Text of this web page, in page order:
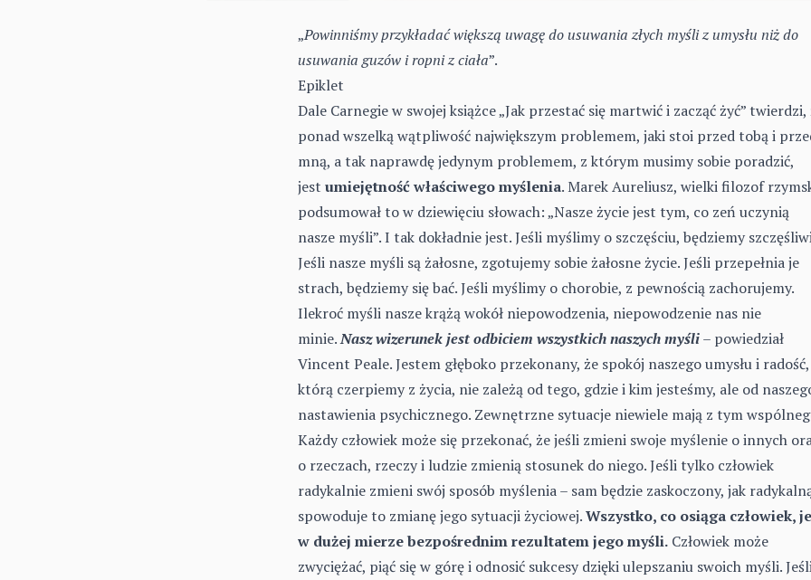
„Powinniśmy przykładać większą uwagę do usuwania złych myśli z umysłu niż do
usuwania guzów i ropni z ciała”.
Epiklet
Dale Carnegie w swojej książce „Jak przestać się martwić i zacząć żyć” twierdzi,
ponad wszelką wątpliwość największym problemem, jaki stoi przed tobą i
mną, a tak naprawdę jedynym problemem, z którym musimy sobie poradzić,
jest umiejętność właściwego myślenia. Marek Aureliusz, wielki filozof
podsumował to w dziewięciu słowach: „Nasze życie jest tym, co zeń uczynią
nasze myśli”. I tak dokładnie jest. Jeśli myślimy o szczęściu, będziemy
Jeśli nasze myśli są żałosne, zgotujemy sobie żałosne życie. Jeśli przepełnia je
strach, będziemy się bać. Jeśli myślimy o chorobie, z pewnością zachorujemy.
Ilekroć myśli nasze krążą wokół niepowodzenia, niepowodzenie nas nie
minie.Nasz wizerunek jest odbiciem wszystkich naszych myśli– powiedział
Vincent Peale. Jestem głęboko przekonany, że spokój naszego umysłu i radość,
którą czerpiemy z życia, nie zależą od tego, gdzie i kim jesteśmy, ale od
nastawienia psychicznego. Zewnętrzne sytuacje niewiele mają z tym
Każdy człowiek może się przekonać, że jeśli zmieni swoje myślenie o innych
o rzeczach, rzeczy i ludzie zmienią stosunek do niego. Jeśli tylko człowiek
radykalnie zmieni swój sposób myślenia – sam będzie zaskoczony, jak
spowoduje to zmianę jego sytuacji życiowej.Wszystko, co osiąga człowiek,
w dużej mierze bezpośrednim rezultatem jego myśli.Człowiek może
zwyciężać, piąć się w górę i odnosić sukcesy dzięki ulepszaniu swoich myśli.